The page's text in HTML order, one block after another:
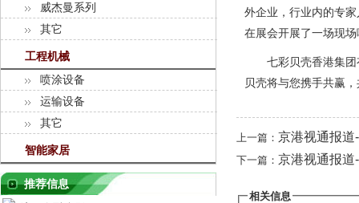
威杰曼系列
其它
工程机械
喷涂设备
运输设备
其它
智能家居
推荐信息
外企业，行业内的专
在展会开展了一场现
七彩贝壳香港集团有
贝壳将与您携手共赢
上一篇： 京港视通报道
下一篇： 京港视通报道
相关信息